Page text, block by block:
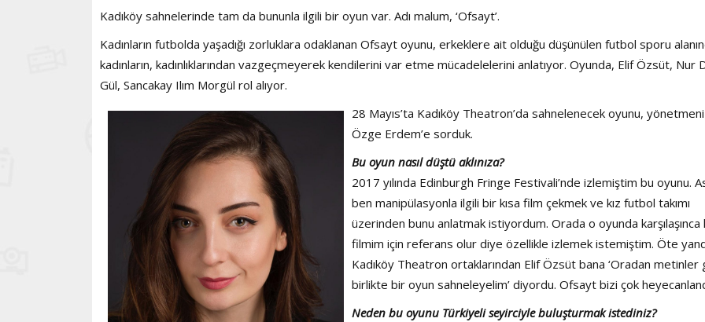
Kadıköy sahnelerinde tam da bununla ilgili bir oyun var. Adı malum, ‘Ofsayt’.
Kadınların futbolda yaşadığı zorluklara odaklanan Ofsayt oyunu, erkeklere ait olduğu düşünülen futbol sporu
kadınların, kadınlıklarından vazgeçmeyerek kendilerini var etme mücadelelerini anlatıyor. Oyunda, Elif Özsüt, Nur
Gül, Sancakay Ilım Morgül rol alıyor.
28 Mayıs’ta Kadıköy Theatron’da sahnelenecek oyunu, yönetmeni
Özge Erdem’e sorduk.
Bu oyun nasıl düştü aklınıza?
2017 yılında Edinburgh Fringe Festivali’nde izlemiştim bu oyunu.
ben manipülasyonla ilgili bir kısa film çekmek ve kız futbol takımı
üzerinden bunu anlatmak istiyordum. Orada o oyunda karşılaşınca
filmim için referans olur diye özellikle izlemek istemiştim. Öte
Kadıköy Theatron ortaklarından Elif Özsüt bana ‘Oradan metinler
birlikte bir oyun sahneleyelim’ diyordu. Ofsayt bizi çok
Neden bu oyunu Türkiyeli seyirciyle buluşturmak istediniz?